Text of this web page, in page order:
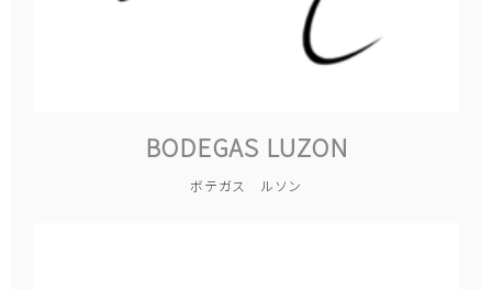
BODEGAS LUZON
ボテガス ルソン